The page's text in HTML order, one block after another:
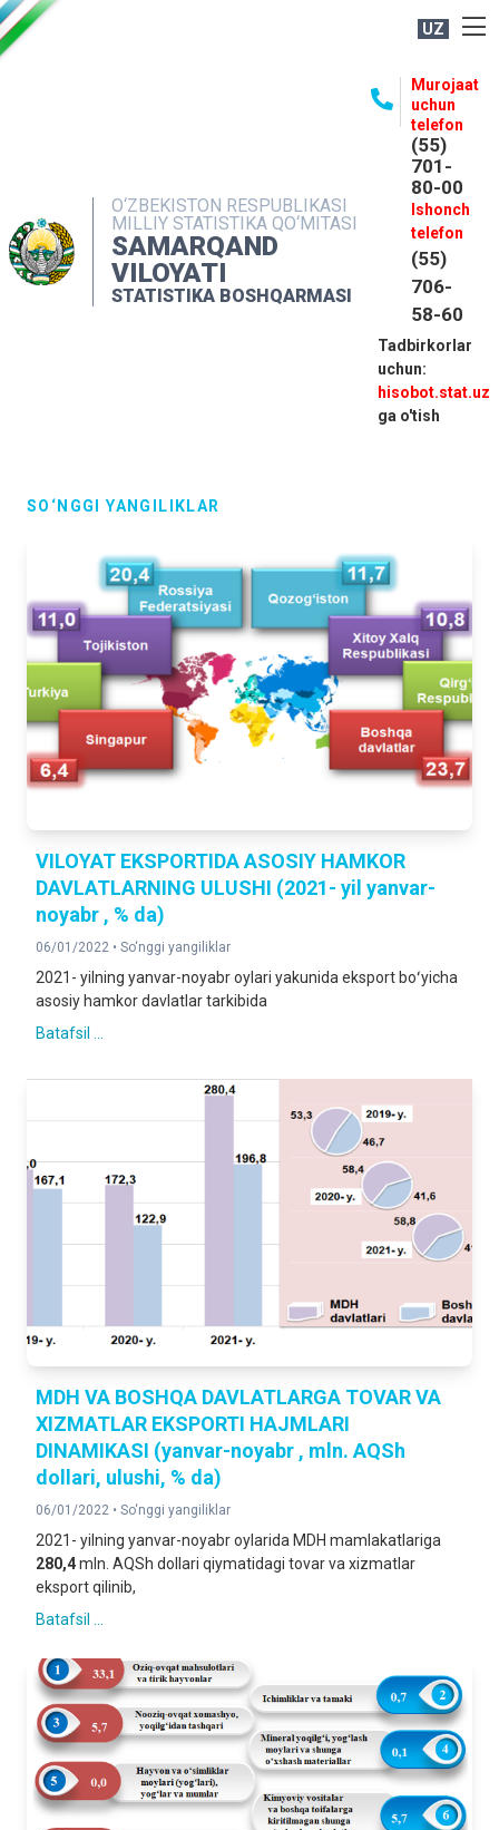
UZ
O‘ZBEKISTON RESPUBLIKASI
MILLIY STATISTIKA QO‘MITASI
SAMARQAND
VILOYATI
STATISTIKA BOSHQARMASI
Murojaat
uchun
telefon
(55)
701-
80-00
Ishonch
telefon
(55)
706-
58-60
Tadbirkorlar
uchun:
hisobot.stat.uz
ga o'tish
MATBUOT XIZMATI
MUROJAATLAR
KONTAKTLAR
SO‘NGGI YANGILIKLAR
VILOYAT EKSPORTIDA ASOSIY HAMKOR
DAVLATLARNING ULUSHI (2021- yil yanvar-
noyabr , % da)
06/01/2022 • So‘nggi yangiliklar
2021- yilning yanvar-noyabr oylari yakunida eksport boʻyicha
asosiy hamkor davlatlar tarkibida
Batafsil ...
MDH VA BOSHQA DAVLATLARGA TOVAR VA
XIZMATLAR EKSPORTI HAJMLARI
DINAMIKASI (yanvar-noyabr , mln. AQSh
dollari, ulushi, % da)
06/01/2022 • So‘nggi yangiliklar
2021- yilning yanvar-noyabr oylarida MDH mamlakatlariga
280,4mln. AQSh dollari qiymatidagi tovar va xizmatlar
eksport qilinib,
Batafsil ...